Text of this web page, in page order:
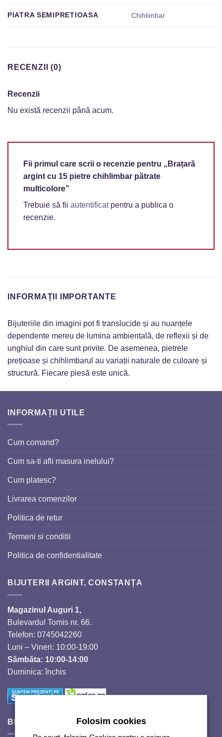
PIATRA SEMIPRETIOASA Chihlimbar
RECENZII (0)
Recenzii
Nu există recenzii până acum.
Fii primul care scrii o recenzie pentru „Brațară
argint cu 15 pietre chihlimbar pătrate
multicolore”
Trebuie să fii autentificatpentru a publica o
recenzie.
INFORMAȚII IMPORTANTE
Bijuteriile din imagini pot fi translucide și au nuanțele
dependente mereu de lumina ambientală, de reflexii și de
unghiul din care sunt privite. De asemenea, pietrele
prețioase și chihlimbarul au variații naturale de culoare și
structură. Fiecare piesă este unică.
INFORMAȚII UTILE
Cum comand?
Cum sa-ti afli masura inelului?
Cum platesc?
Livrarea comenzilor
Politica de retur
Termeni si conditii
Politica de confidentialitate
BIJUTERII ARGINT, CONSTANȚA
Magazinul Auguri 1,
Bulevardul Tomis nr. 66.
Telefon: 0745042260
Luni – Vineri: 10:00-19:00
Sâmbăta: 10:00-14:00
Duminica: închis
BIJUTERII SI CRISTALEFolosim cookies